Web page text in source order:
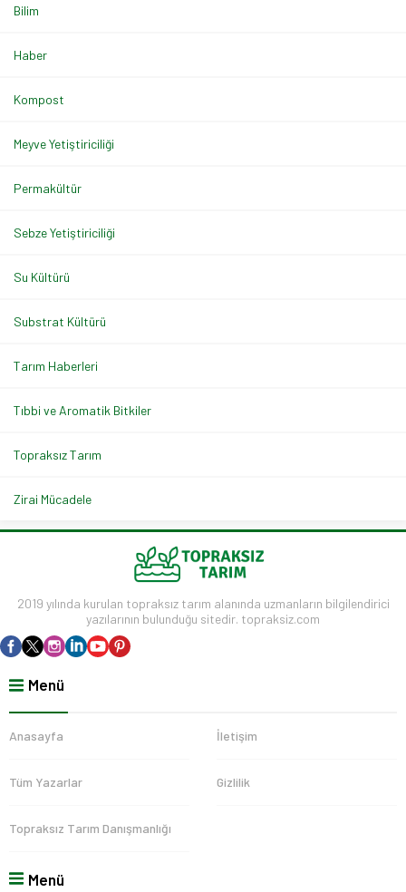
Bilim
Haber
Kompost
Meyve Yetiştiriciliği
Permakültür
Sebze Yetiştiriciliği
Su Kültürü
Substrat Kültürü
Tarım Haberleri
Tıbbi ve Aromatik Bitkiler
Topraksız Tarım
Zirai Mücadele
2019 yılında kurulan topraksız tarım alanında uzmanların bilgilendirici
yazılarının bulunduğu sitedir. topraksiz.com
Menü
Anasayfa İletişim
Tüm Yazarlar Gizlilik
Topraksız Tarım Danışmanlığı
Menü